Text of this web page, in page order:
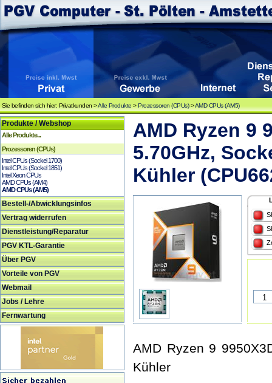
Sie befinden sich hier: Privatkunden >Alle Produkte >Prozessoren (CPUs)>AMD CPUs (AM5)
Produkte / Webshop
Alle Produkte...
Prozessoren (CPUs)
Intel CPUs (Sockel 1700)
Intel CPUs (Sockel 1851)
Intel Xeon CPUs
AMD CPUs (AM4)
AMD CPUs (AM5)
Bestell-/Abwicklungsinfos
Vertrag widerrufen
Dienstleistung/Reparatur
PGV KTL-Garantie
Über PGV
Vorteile von PGV
Webmail
Jobs / Lehre
Fernwartung
AMD Ryzen 9
5.70GHz,
Kühler
AMD Ryzen 9
Kühler